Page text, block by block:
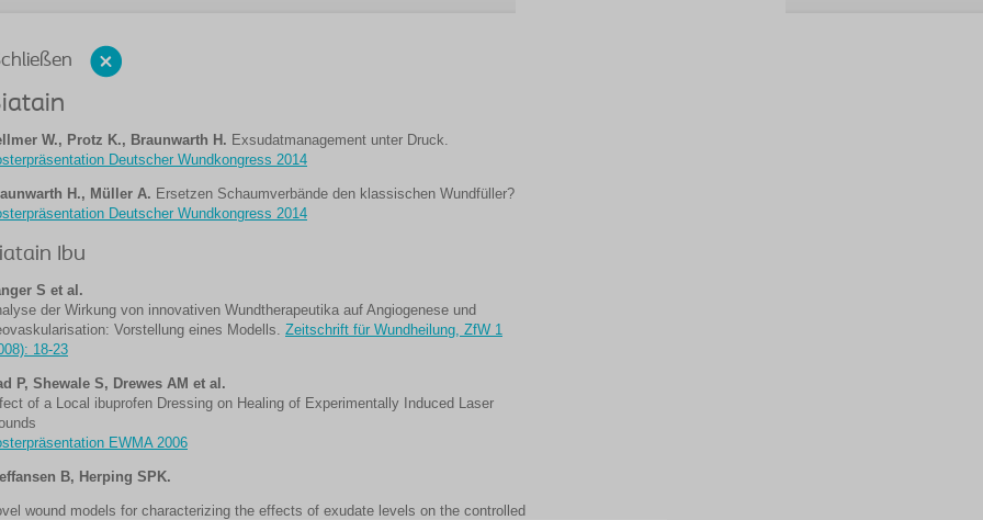
W., Protz K., Braunwarth H. Exsudatmanagement unter Druck.
Deutscher Wundkongress 2014
H., Müller A. Ersetzen Schaumverbände den klassischen Wundfüller?
Deutscher Wundkongress 2014
Ibu
S et al.
der Wirkung von innovativen Wundtherapeutika auf Angiogenese und
Vorstellung eines Modells. Zeitschrift für Wundheilung, ZfW 1
18-23
P, Shewale S, Drewes AM et al.
of a Local ibuprofen Dressing on Healing of Experimentally Induced Laser
EWMA 2006
B, Herping SPK.
wound models for characterizing the effects of exudate levels on the controlled